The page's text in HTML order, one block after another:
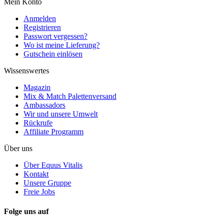
Mein Konto
Anmelden
Registrieren
Passwort vergessen?
Wo ist meine Lieferung?
Gutschein einlösen
Wissenswertes
Magazin
Mix & Match Palettenversand
Ambassadors
Wir und unsere Umwelt
Rückrufe
Affiliate Programm
Über uns
Über Equus Vitalis
Kontakt
Unsere Gruppe
Freie Jobs
Folge uns auf